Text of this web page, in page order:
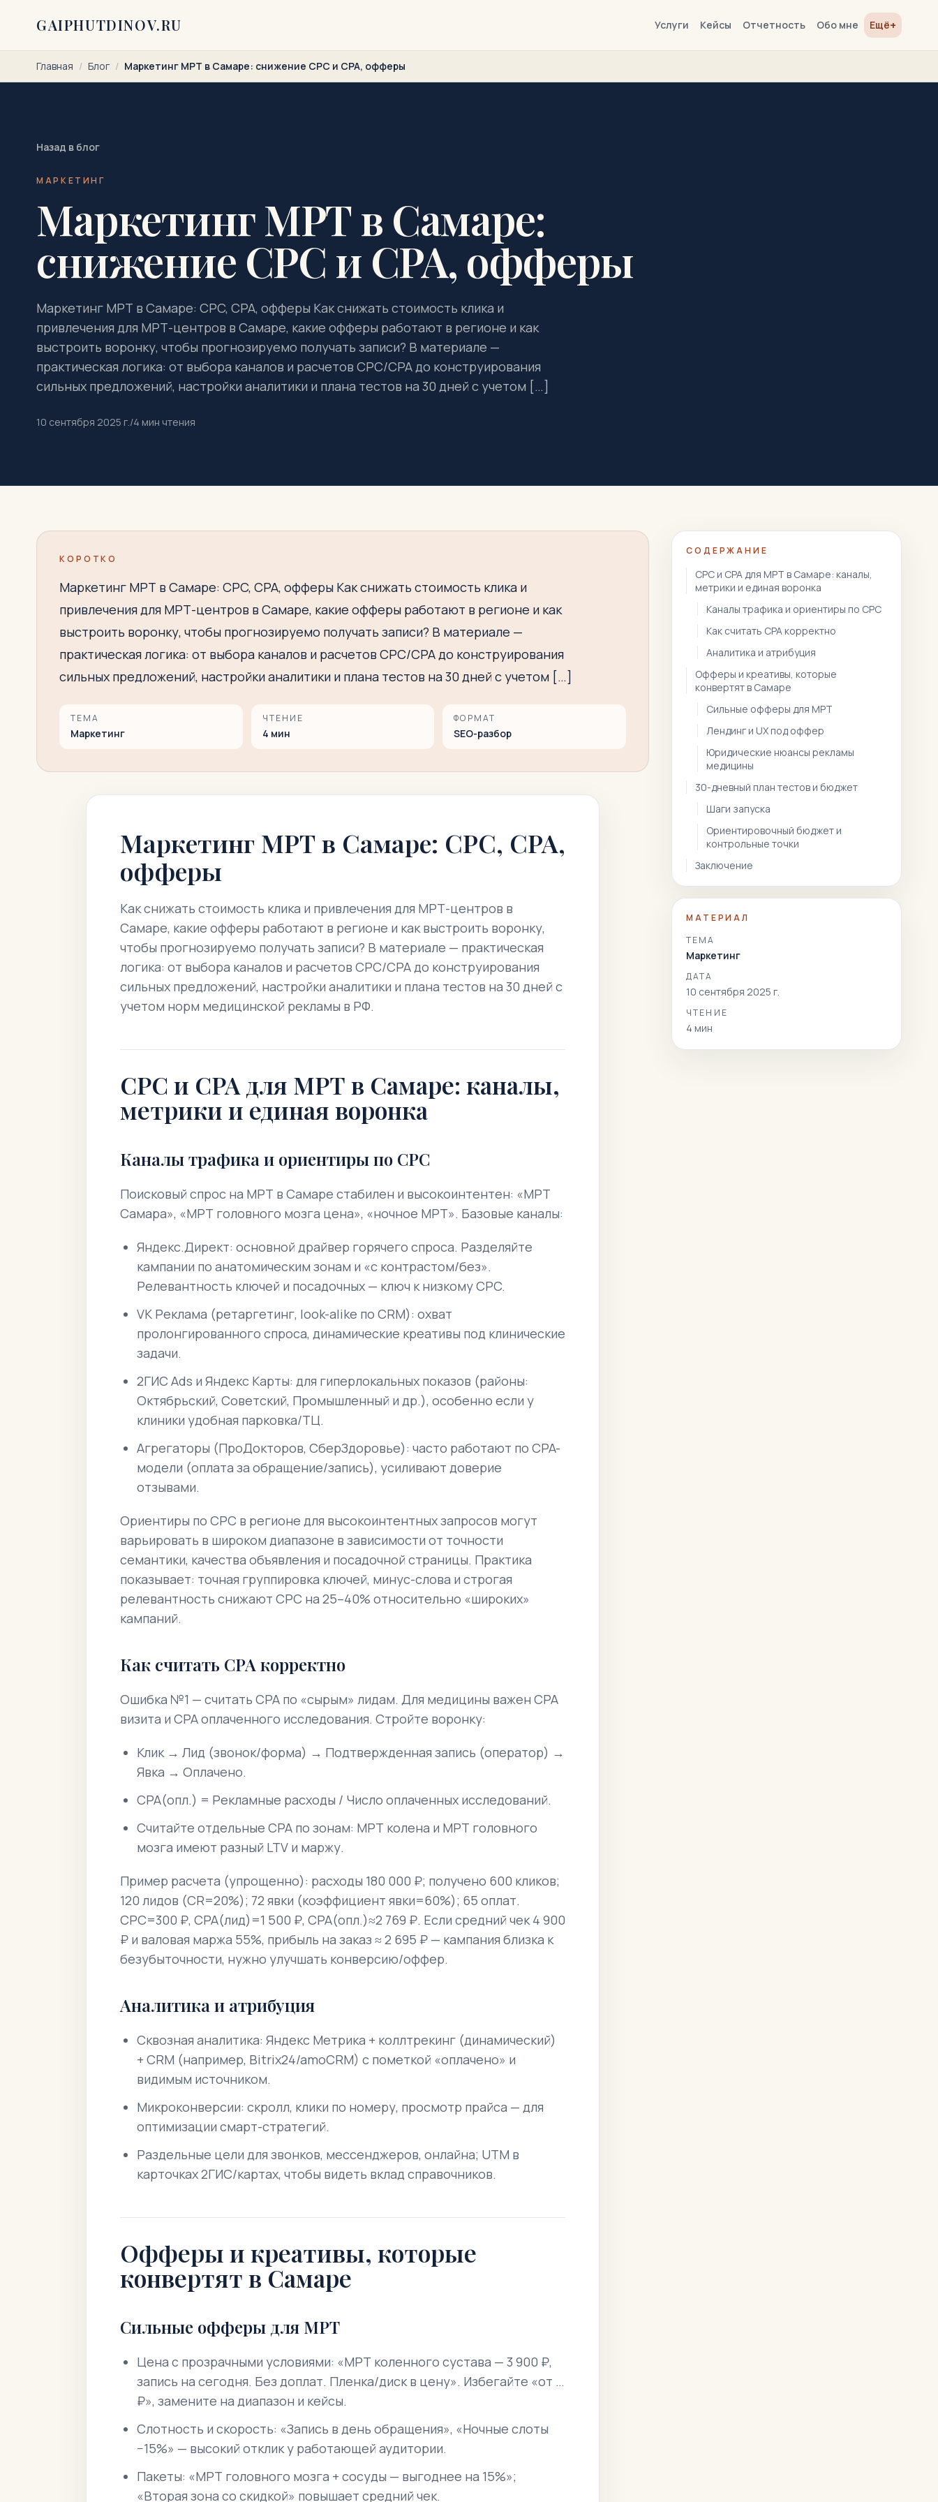
GAIPHUTDINOV.RU Услуги Кейсы Отчетность Обо мне Ещё+
Главная / Блог / Маркетинг МРТ в Самаре: снижение CPC и CPA, офферы
Назад в блог
МАРКЕТИНГ
Маркетинг МРТ в Самаре:
снижение CPC и CPA, офферы
Маркетинг МРТ в Самаре: CPC, CPA, офферы Как снижать стоимость клика и
привлечения для МРТ-центров в Самаре, какие офферы работают в регионе и как
выстроить воронку, чтобы прогнозируемо получать записи? В материале —
практическая логика: от выбора каналов и расчетов CPC/CPA до конструирования
сильных предложений, настройки аналитики и плана тестов на 30 дней с учетом […]
10 сентября 2025 г./4 мин чтения
КОРОТКО
Маркетинг МРТ в Самаре: CPC, CPA, офферы Как снижать стоимость клика и
привлечения для МРТ-центров в Самаре, какие офферы работают в регионе и как
выстроить воронку, чтобы прогнозируемо получать записи? В материале —
практическая логика: от выбора каналов и расчетов CPC/CPA до конструирования
сильных предложений, настройки аналитики и плана тестов на 30 дней с учетом […]
ТЕМА
Маркетинг
ЧТЕНИЕ
4 мин
ФОРМАТ
SEO-разбор
Маркетинг МРТ в Самаре: CPC, CPA,
офферы
Как снижать стоимость клика и привлечения для МРТ-центров в
Самаре, какие офферы работают в регионе и как выстроить воронку,
чтобы прогнозируемо получать записи? В материале — практическая
логика: от выбора каналов и расчетов CPC/CPA до конструирования
сильных предложений, настройки аналитики и плана тестов на 30 дней с
учетом норм медицинской рекламы в РФ.
CPC и CPA для МРТ в Самаре: каналы,
метрики и единая воронка
Каналы трафика и ориентиры по CPC
Поисковый спрос на МРТ в Самаре стабилен и высокоинтентен: «МРТ
Самара», «МРТ головного мозга цена», «ночное МРТ». Базовые каналы:
Яндекс.Директ: основной драйвер горячего спроса. Разделяйте
кампании по анатомическим зонам и «с контрастом/без».
Релевантность ключей и посадочных — ключ к низкому CPC.
VK Реклама (ретаргетинг, look-alike по CRM): охват
пролонгированного спроса, динамические креативы под клинические
задачи.
2ГИС Ads и Яндекс Карты: для гиперлокальных показов (районы:
Октябрьский, Советский, Промышленный и др.), особенно если у
клиники удобная парковка/ТЦ.
Агрегаторы (ПроДокторов, СберЗдоровье): часто работают по CPA-
модели (оплата за обращение/запись), усиливают доверие
отзывами.
Ориентиры по CPC в регионе для высокоинтентных запросов могут
варьировать в широком диапазоне в зависимости от точности
семантики, качества объявления и посадочной страницы. Практика
показывает: точная группировка ключей, минус-слова и строгая
релевантность снижают CPC на 25–40% относительно «широких»
кампаний.
Как считать CPA корректно
Ошибка №1 — считать CPA по «сырым» лидам. Для медицины важен CPA
визита и CPA оплаченного исследования. Стройте воронку:
Клик → Лид (звонок/форма) → Подтвержденная запись (оператор) →
Явка → Оплачено.
CPA(опл.) = Рекламные расходы / Число оплаченных исследований.
Считайте отдельные CPA по зонам: МРТ колена и МРТ головного
мозга имеют разный LTV и маржу.
Пример расчета (упрощенно): расходы 180 000 ₽; получено 600 кликов;
120 лидов (CR=20%); 72 явки (коэффициент явки=60%); 65 оплат.
CPC=300 ₽, CPA(лид)=1 500 ₽, CPA(опл.)≈2 769 ₽. Если средний чек 4 900
₽ и валовая маржа 55%, прибыль на заказ ≈ 2 695 ₽ — кампания близка к
безубыточности, нужно улучшать конверсию/оффер.
Аналитика и атрибуция
Сквозная аналитика: Яндекс Метрика + коллтрекинг (динамический)
+ CRM (например, Bitrix24/amoCRM) с пометкой «оплачено» и
видимым источником.
Микроконверсии: скролл, клики по номеру, просмотр прайса — для
оптимизации смарт-стратегий.
Раздельные цели для звонков, мессенджеров, онлайна; UTM в
карточках 2ГИС/картах, чтобы видеть вклад справочников.
Офферы и креативы, которые
конвертят в Самаре
Сильные офферы для МРТ
Цена с прозрачными условиями: «МРТ коленного сустава — 3 900 ₽,
запись на сегодня. Без доплат. Пленка/диск в цену». Избегайте «от …
₽», замените на диапазон и кейсы.
Слотность и скорость: «Запись в день обращения», «Ночные слоты
−15%» — высокий отклик у работающей аудитории.
Пакеты: «МРТ головного мозга + сосуды — выгоднее на 15%»;
«Вторая зона со скидкой» повышает средний чек.
СОДЕРЖАНИЕ
CPC и CPA для МРТ в Самаре: каналы,
метрики и единая воронка
Каналы трафика и ориентиры по CPC
Как считать CPA корректно
Аналитика и атрибуция
Офферы и креативы, которые
конвертят в Самаре
Сильные офферы для МРТ
Лендинг и UX под оффер
Юридические нюансы рекламы
медицины
30-дневный план тестов и бюджет
Шаги запуска
Ориентировочный бюджет и
контрольные точки
Заключение
МАТЕРИАЛ
ТЕМА
Маркетинг
ДАТА
10 сентября 2025 г.
ЧТЕНИЕ
4 мин